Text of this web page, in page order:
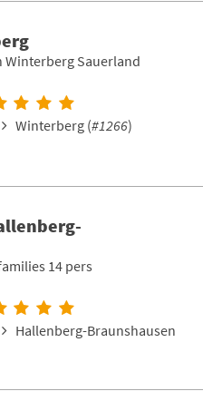
Winterberg Sauerland
Winterberg (#1266)
14 pers
Hallenberg-Braunshausen